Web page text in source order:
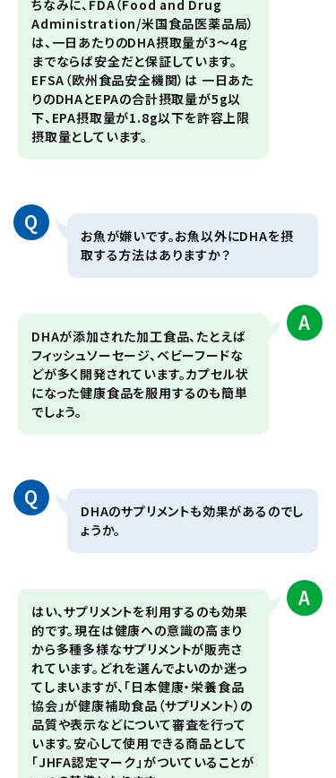
ちなみに、FDA（Food and Drug
Administration/米国食品医薬品局）
は、一日あたりのDHA摂取量が3～4ｇ
までならば安全だと保証しています。
EFSA（欧州食品安全機関）は 一日あた
りのDHAとEPAの合計摂取量が5g以
下、EPA摂取量が1.8g以下を許容上限
摂取量としています。
Q
お魚が嫌いです。お魚以外にDHAを摂
取する方法はありますか？
A
DHAが添加された加工食品、たとえば
フィッシュソーセージ、ベビーフードな
どが多く開発されています。カプセル状
になった健康食品を服用するのも簡単
でしょう。
Q
DHAのサプリメントも効果があるのでし
ょうか。
A
はい、サプリメントを利用するのも効果
的です。現在は健康への意識の高まり
から多種多様なサプリメントが販売さ
れています。どれを選んでよいのか迷っ
てしまいますが、「日本健康・栄養食品
協会」が健康補助食品（サプリメント）の
品質や表示などについて審査を行って
います。安心して使用できる商品として
「JHFA認定マーク」がついていることが